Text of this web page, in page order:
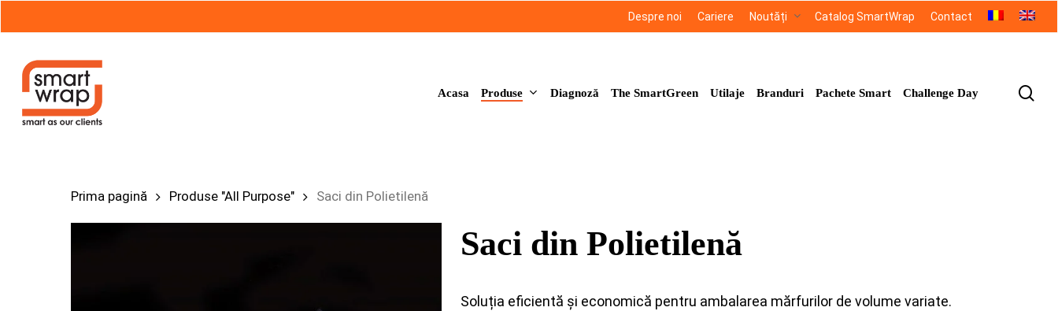
to
main
content
Despre noi Cariere Noutăți Catalog SmartWrap Contact
Acasa Produse Diagnoză The SmartGreen Utilaje Branduri Pachete Smart Challenge Day
Prima pagină Produse "All Purpose" Saci din Polietilenă
Saci din Polietilenă
Soluția eficientă și economică pentru ambalarea mărfurilor de volume variate.